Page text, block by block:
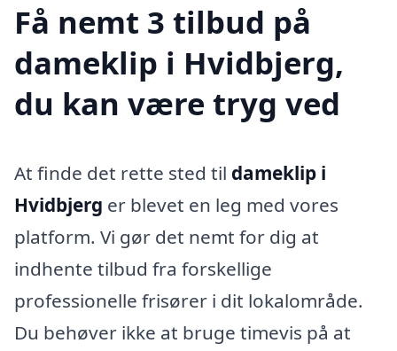
Få nemt 3 tilbud på
dameklip i Hvidbjerg,
du kan være tryg ved
At finde det rette sted til dameklip i
Hvidbjerg er blevet en leg med vores
platform. Vi gør det nemt for dig at
indhente tilbud fra forskellige
professionelle frisører i dit lokalområde.
Du behøver ikke at bruge timevis på at